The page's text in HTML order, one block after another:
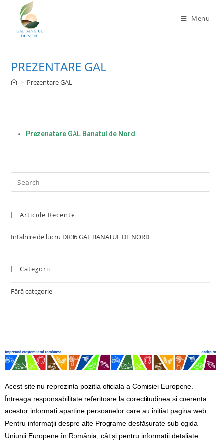
Menu
PREZENTARE GAL
> Prezentare GAL
Prezenatare GAL Banatul de Nord
Articole Recente
Intalnire de lucru DR36 GAL BANATUL DE NORD
Categorii
Fără categorie
Acest site nu reprezinta pozitia oficiala a Comisiei Europene.
Întreaga responsabilitate referitoare la corectitudinea si coerenta
acestor informati apartine persoanelor care au initiat pagina web.
Pentru informații despre alte Programe desfășurate sub egida
Uniunii Europene în România, cât și pentru informații detaliate